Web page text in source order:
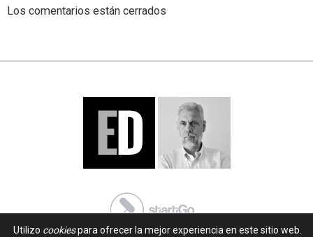
Los comentarios están cerrados
Utilizo cookiespara ofrecer la mejor experiencia en este sitio web.